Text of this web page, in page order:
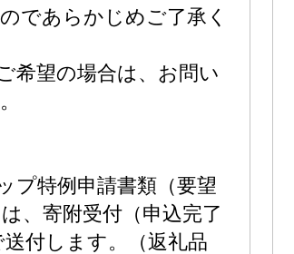
であらかじめご了承く
希望の場合は、お問い
プ特例申請書類（要望
、寄附受付（申込完了
付します。（返礼品